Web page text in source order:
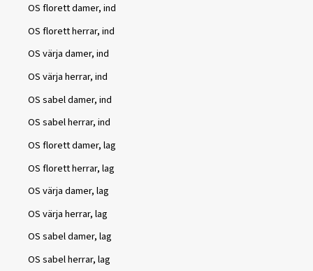
OS florett damer, ind
OS florett herrar, ind
OS värja damer, ind
OS värja herrar, ind
OS sabel damer, ind
OS sabel herrar, ind
OS florett damer, lag
OS florett herrar, lag
OS värja damer, lag
OS värja herrar, lag
OS sabel damer, lag
OS sabel herrar, lag